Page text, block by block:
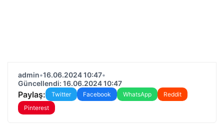
admin•16.06.2024 10:47•
Güncellendi: 16.06.2024 10:47
Paylaş: Twitter Facebook WhatsApp
Reddit
Pinterest